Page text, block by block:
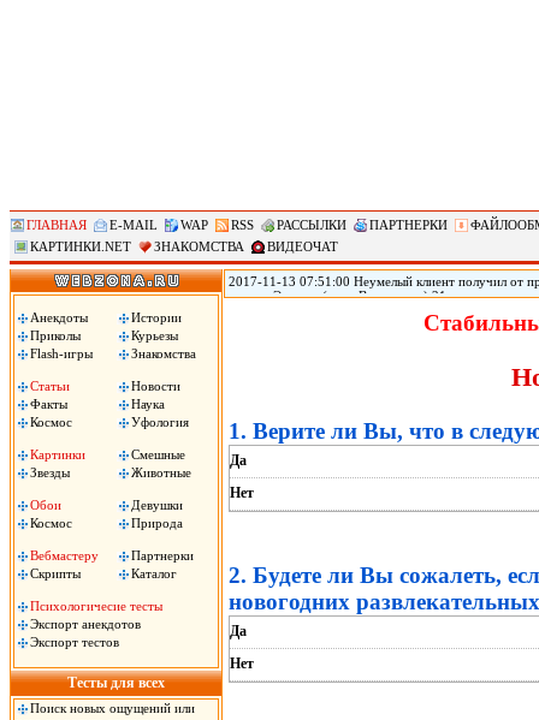
ГЛАВНАЯ E-MAIL WAP RSS РАССЫЛКИ ПАРТНЕРКИ
КАРТИНКИ.NET
ЗНАКОМСТВА ВИДЕОЧАТ
Анекдоты
Истории
Приколы
Курьезы
Flash-игры
Знакомства
Статьи
Новости
Факты
Наука
Космос
Уфология
Картинки
Смешные
Звезды
Животные
Обои
Девушки
Космос
Природа
Вебмастеру
Партнерки
Скрипты
Каталог
Психологичесие тесты
Экспорт анекдотов
Экспорт тестов
Тесты для всех
Поиск новых ощущений или
2017-11-13 07:51:00 Неумелый клиент получил от
городе Эверетт (штат Вашингтон) 21-летняя
Пули застряли у него в голове, он не может
1. Верите ли Вы, что в
Да
Нет
2. Будете ли Вы сожалеть,
новогодних
Да
Нет